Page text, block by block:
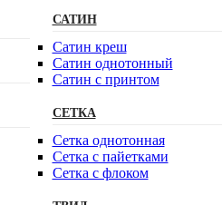
САТИН
Сатин креш
Сатин однотонный
Сатин с принтом
СЕТКА
Сетка однотонная
Сетка с пайетками
Сетка с флоком